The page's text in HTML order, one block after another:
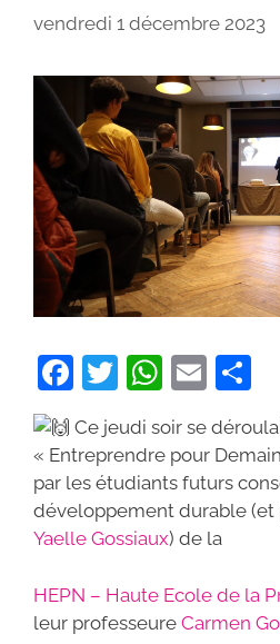
vendredi 1 décembre 2023
F
c
e
b
o
o
k
T
itt
er
W
at
s
A
p
p
E
ai
l
g
Ce jeudi soir se
« Entreprendre pour
par les étudiants futurs
développement durable
Yaelle Gossiaux) de la
HEPN – Haute Ecole de la
leur professeure Carmen